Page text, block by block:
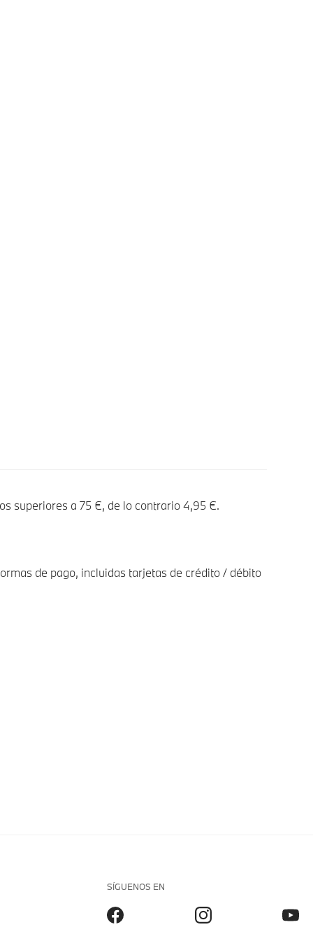
superiores a 75 €, de lo contrario 4,95 €.
de pago, incluidas tarjetas de crédito / débito
SÍGUENOS EN